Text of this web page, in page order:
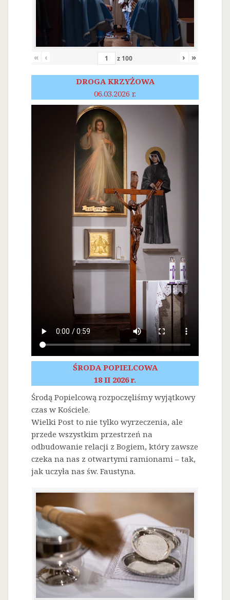
« ‹ z 100 › »
DROGA KRZYŻOWA
06.03.2026 r.
ŚRODA POPIELCOWA
18 II 2026 r.
Środą Popielcową rozpoczęliśmy wyjątkowy
czas w Kościele.
Wielki Post to nie tylko wyrzeczenia, ale
przede wszystkim przestrzeń na
odbudowanie relacji z Bogiem, który zawsze
czeka na nas z otwartymi ramionami – tak,
jak uczyła nas św. Faustyna.